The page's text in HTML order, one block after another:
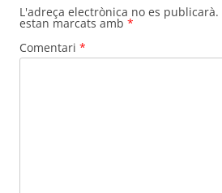
L'adreça electrònica no es publicarà.
estan marcats amb *
Comentari *